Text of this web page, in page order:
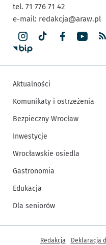
tel. 71 776 71 42
e-mail: redakcja@araw.pl
Aktualności
Komunikaty i ostrzeżenia
Bezpieczny Wrocław
Inwestycje
Wrocławskie osiedla
Gastronomia
Edukacja
Dla seniorów
Inne informacje
Redakcja Deklaracja